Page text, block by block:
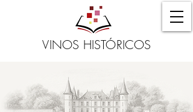
VINOS HISTÓRICOS